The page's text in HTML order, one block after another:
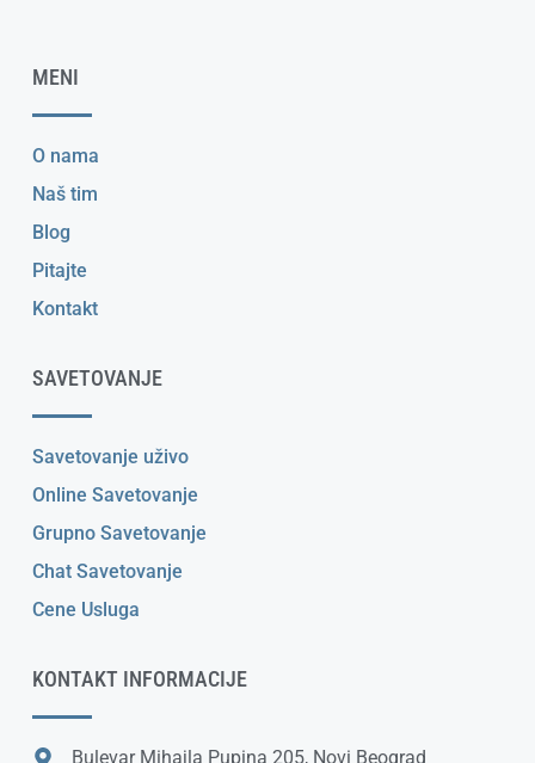
MENI
O nama
Naš tim
Blog
Pitajte
Kontakt
SAVETOVANJE
Savetovanje uživo
Online Savetovanje
Grupno Savetovanje
Chat Savetovanje
Cene Usluga
KONTAKT INFORMACIJE
Bulevar Mihajla Pupina 205, Novi Beograd